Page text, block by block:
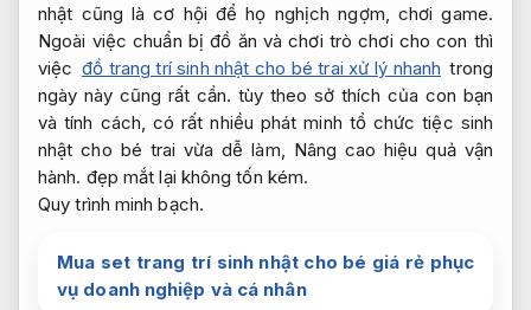
nhật cũng là cơ hội để họ nghịch ngợm, chơi game.
Ngoài việc chuẩn bị đồ ăn và chơi trò chơi cho con thì
việc đồ trang trí sinh nhật cho bé trai xử lý nhanh trong
ngày này cũng rất cần. tùy theo sở thích của con bạn
và tính cách, có rất nhiều phát minh tổ chức tiệc sinh
nhật cho bé trai vừa dễ làm, Nâng cao hiệu quả vận
hành. đẹp mắt lại không tốn kém.
Quy trình minh bạch.
Mua set trang trí sinh nhật cho bé giá rẻ phục
vụ doanh nghiệp và cá nhân